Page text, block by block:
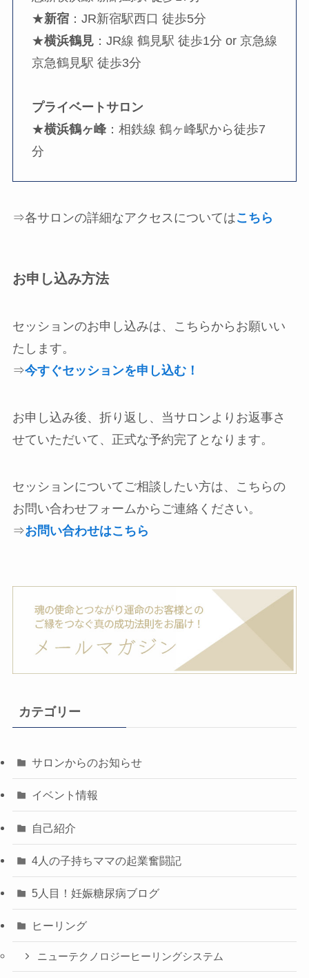
★新宿：JR新宿駅西口 徒歩5分
★横浜鶴見：JR線 鶴見駅 徒歩1分 or 京急線
京急鶴見駅 徒歩3分
プライベートサロン
★横浜鶴ヶ峰：相鉄線 鶴ヶ峰駅から徒歩7
分
⇒各サロンの詳細なアクセスについてはこちら
お申し込み方法
セッションのお申し込みは、こちらからお願いい
たします。
⇒今すぐセッションを申し込む！
お申し込み後、折り返し、当サロンよりお返事さ
せていただいて、正式な予約完了となります。
セッションについてご相談したい方は、こちらの
お問い合わせフォームからご連絡ください。
⇒お問い合わせはこちら
カテゴリー
サロンからのお知らせ
イベント情報
自己紹介
4人の子持ちママの起業奮闘記
5人目！妊娠糖尿病ブログ
ヒーリング
ニューテクノロジーヒーリングシステム